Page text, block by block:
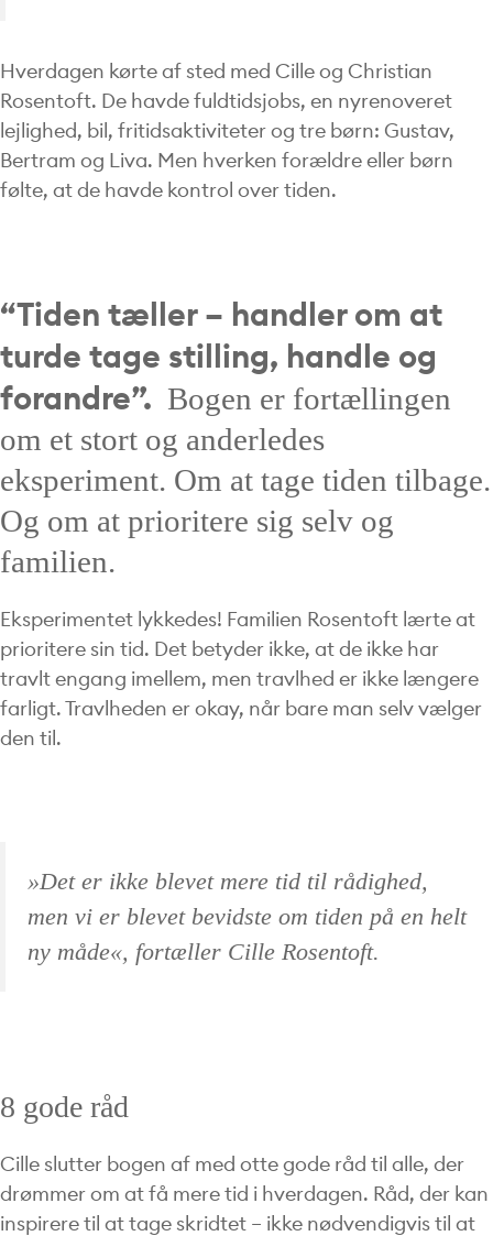
Hverdagen kørte af sted med Cille og Christian
Rosentoft. De havde fuldtidsjobs, en nyrenoveret
lejlighed, bil, fritidsaktiviteter og tre børn: Gustav,
Bertram og Liva. Men hverken forældre eller børn
følte, at de havde kontrol over tiden.
“Tiden tæller – handler om at
turde tage stilling, handle og
forandre”. Bogen er fortællingen
om et stort og anderledes
eksperiment. Om at tage tiden tilbage.
Og om at prioritere sig selv og
familien.
Eksperimentet lykkedes! Familien Rosentoft lærte at
prioritere sin tid. Det betyder ikke, at de ikke har
travlt engang imellem, men travlhed er ikke længere
farligt. Travlheden er okay, når bare man selv vælger
den til.
»Det er ikke blevet mere tid til rådighed,
men vi er blevet bevidste om tiden på en helt
ny måde«, fortæller Cille Rosentoft.
8 gode råd
Cille slutter bogen af med otte gode råd til alle, der
drømmer om at få mere tid i hverdagen. Råd, der kan
inspirere til at tage skridtet – ikke nødvendigvis til at